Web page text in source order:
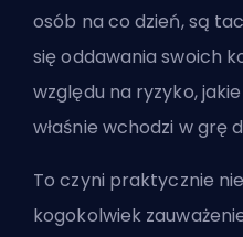
osób na co dzień, są
się oddawania swoich
względu na ryzyko,
właśnie wchodzi w grę
To czyni praktycznie
kogokolwiek